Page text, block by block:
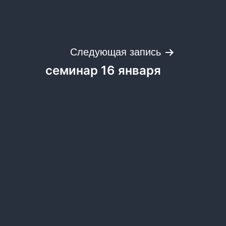
Следующая запись
семинар 16 января